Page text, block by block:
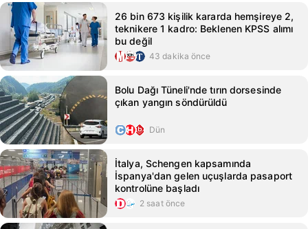
26 bin 673 kişilik kararda hemşireye 2,
teknikere 1 kadro: Beklenen KPSS alımı
bu değil
43 dakika önce
Bolu Dağı Tüneli'nde tırın dorsesinde
çıkan yangın söndürüldü
Dün
İtalya, Schengen kapsamında
İspanya'dan gelen uçuşlarda pasaport
kontrolüne başladı
2 saat önce